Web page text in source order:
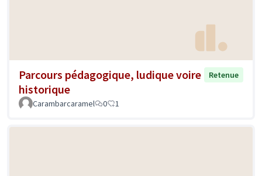
Parcours pédagogique, ludique voire
historique
Retenue
Carambarcaramel 0 1